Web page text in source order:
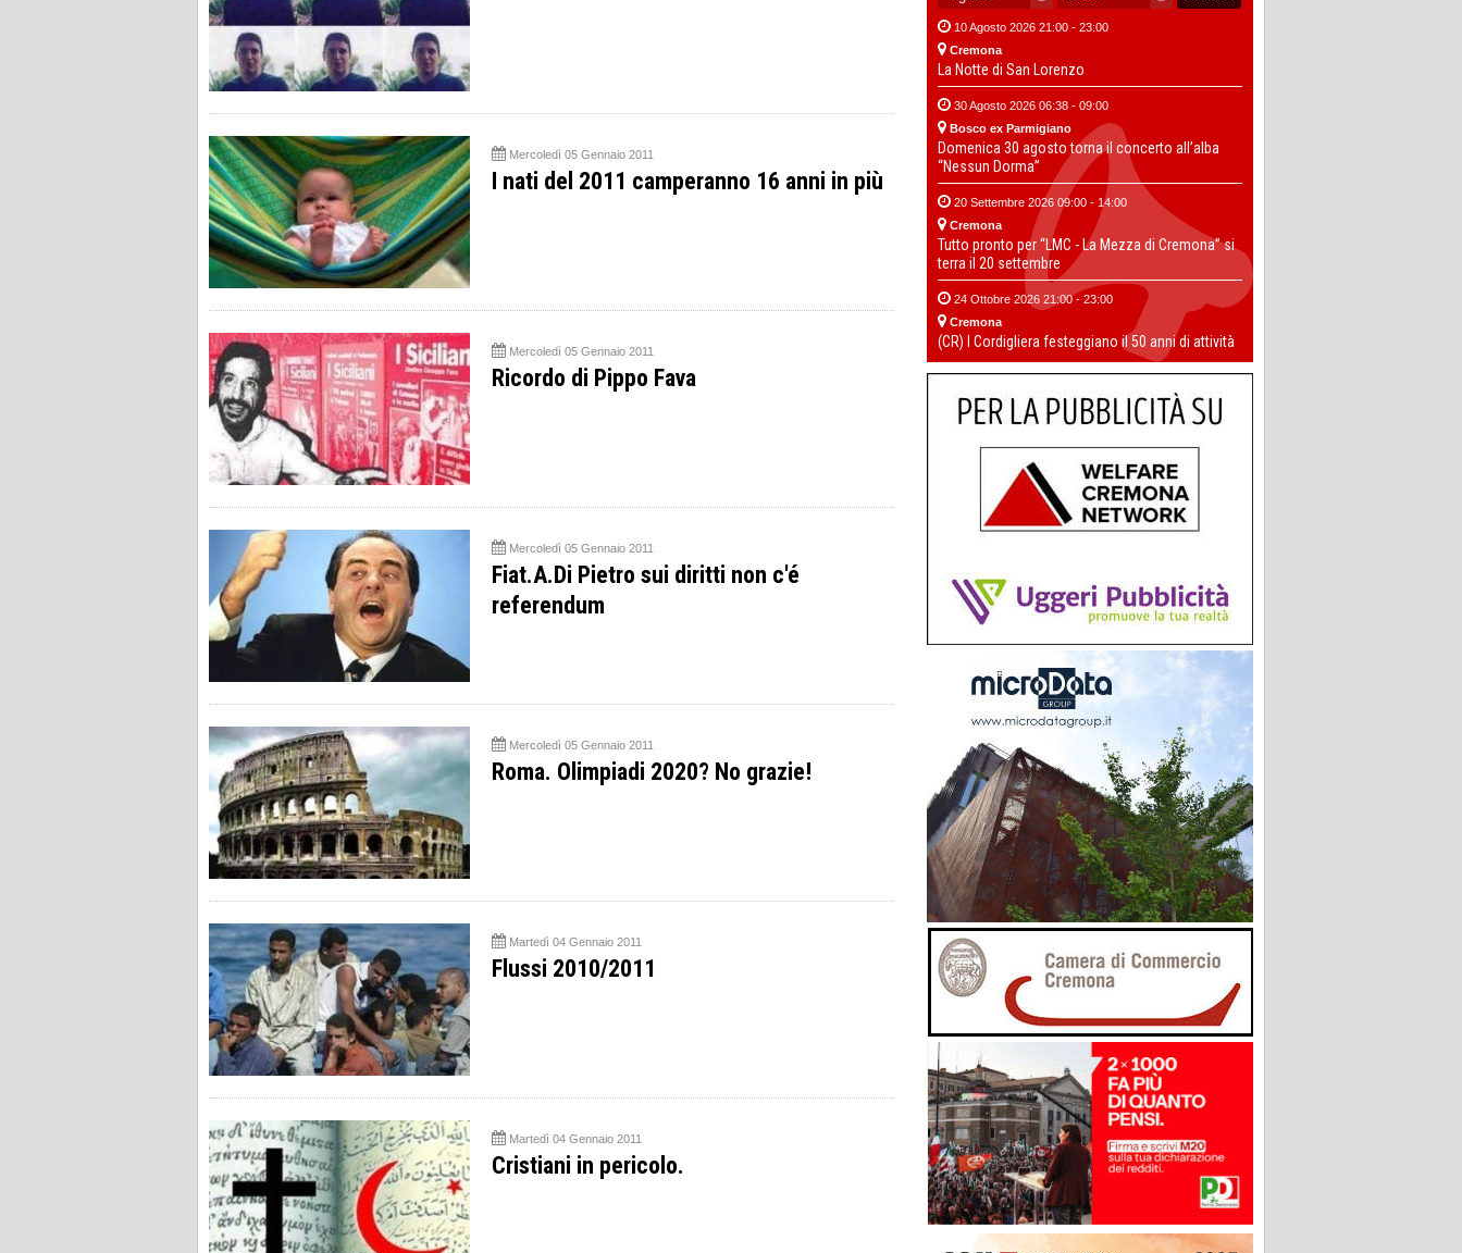
Mercoledì 05 Gennaio 2011
I nati del 2011 camperanno 16 anni in più
Mercoledì 05 Gennaio 2011
Ricordo di Pippo Fava
Mercoledì 05 Gennaio 2011
Fiat.A.Di Pietro sui diritti non c'é
referendum
Mercoledì 05 Gennaio 2011
Roma. Olimpiadi 2020? No grazie!
Martedì 04 Gennaio 2011
Flussi 2010/2011
Martedì 04 Gennaio 2011
Cristiani in pericolo.
10 Agosto 2026 21:00 - 23:00
Cremona
La Notte di San Lorenzo
30 Agosto 2026 06:38 - 09:00
Bosco ex Parmigiano
Domenica 30 agosto torna il concerto all’alba
“Nessun Dorma”
20 Settembre 2026 09:00 - 14:00
Cremona
Tutto pronto per “LMC - La Mezza di Cremona” si
terra il 20 settembre
24 Ottobre 2026 21:00 - 23:00
Cremona
(CR) I Cordigliera festeggiano il 50 anni di attività